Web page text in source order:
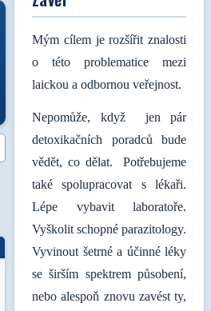
Mým cílem je rozšířit znalosti
o této problematice mezi
laickou a odbornou veřejnost.
Nepomůže, když jen pár
detoxikačních poradců bude
vědět, co dělat. Potřebujeme
také spolupracovat s lékaři.
Lépe vybavit laboratoře.
Vyškolit schopné parazitology.
Vyvinout šetrné a účinné léky
se širším spektrem působení,
nebo alespoň znovu zavést ty,